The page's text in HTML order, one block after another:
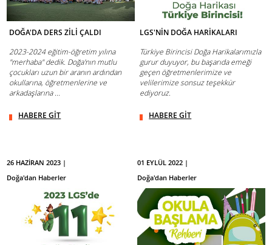
DOĞA'DA DERS ZİLİ ÇALDI
2023-2024 eğitim-öğretim yılına
"merhaba" dedik. Doğa'nın mutlu
çocukları uzun bir aranın ardından
okullarına, öğretmenlerine ve
arkadaşlarına ...
HABERE GİT
LGS'NİN DOĞA HARİKALARI
Türkiye Birincisi Doğa Harikalarımızla
gurur duyuyor, bu başarıda emeği
geçen öğretmenlerimize ve
velilerimize sonsuz teşekkür
ediyoruz.
HABERE GİT
26 HAZİRAN 2023 |
Doğa'dan Haberler
01 EYLÜL 2022 |
Doğa'dan Haberler